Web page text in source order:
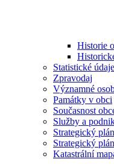
Historie
Statistické údaje
Zpravodaj
Významné
Památky v obci
Současnost
Služby a
Strategický
Strategický
Katastrální